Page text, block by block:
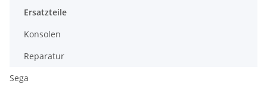
Ersatzteile
Konsolen
Reparatur
Sega